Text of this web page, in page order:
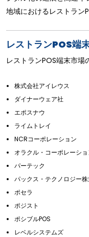
地域におけるレストラン
レストランPOS端
レストランPOS端末市場
株式会社アイレウス
ダイナーウェア社
エポスナウ
ライムトレイ
NCRコーポレーション
オラクル・コーポレーショ
パーテック
パックス・テクノロジー
ポセラ
ポジスト
ポシブルPOS
レベルシステムズ